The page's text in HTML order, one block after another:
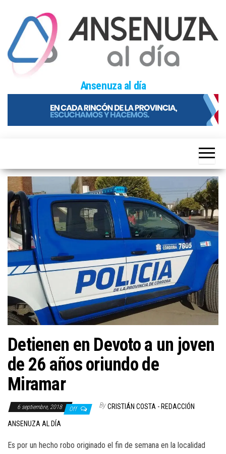
content
Ansenuza al día
Detienen en Devoto a un joven
de 26 años oriundo de
Miramar
6 septiembre, 2018 Off By CRISTIÁN COSTA - REDACCIÓN
ANSENUZA AL DÍA
Es por un hecho robo originado el fin de semana en la localidad